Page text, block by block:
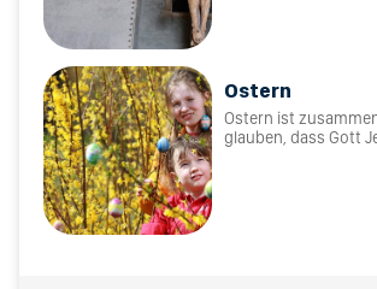
Ostern
Ostern ist
glauben, dass Gott